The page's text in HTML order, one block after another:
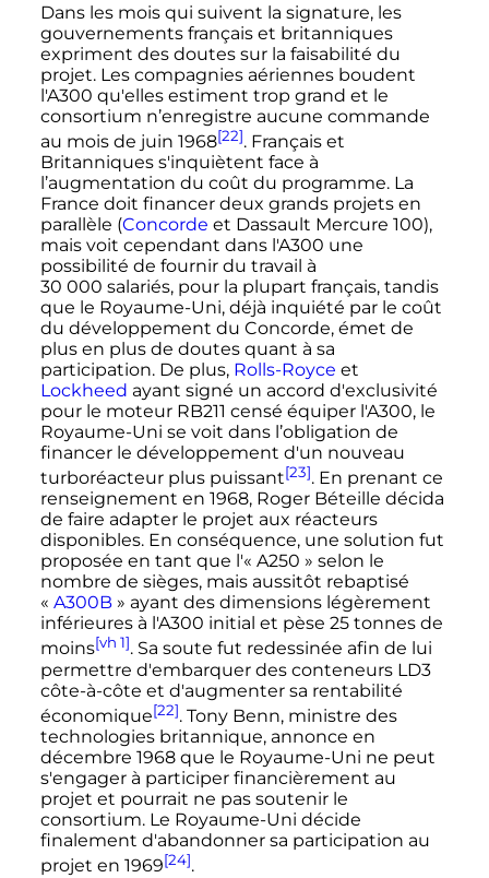
Dans les mois qui suivent la signature, les
gouvernements français et britanniques
expriment des doutes sur la faisabilité du
projet. Les compagnies aériennes boudent
l'A300 qu'elles estiment trop grand et le
consortium n’enregistre aucune commande
au mois de juin 1968[22]. Français et
Britanniques s'inquiètent face à
l’augmentation du coût du programme. La
France doit financer deux grands projets en
parallèle (Concorde et Dassault Mercure 100),
mais voit cependant dans l'A300 une
possibilité de fournir du travail à
30 000 salariés, pour la plupart français, tandis
que le Royaume-Uni, déjà inquiété par le coût
du développement du Concorde, émet de
plus en plus de doutes quant à sa
participation. De plus, Rolls-Royce et
Lockheed ayant signé un accord d'exclusivité
pour le moteur RB211 censé équiper l'A300, le
Royaume-Uni se voit dans l’obligation de
financer le développement d'un nouveau
turboréacteur plus puissant[23]. En prenant ce
renseignement en 1968, Roger Béteille décida
de faire adapter le projet aux réacteurs
disponibles. En conséquence, une solution fut
proposée en tant que l'« A250 » selon le
nombre de sièges, mais aussitôt rebaptisé
« A300B » ayant des dimensions légèrement
inférieures à l'A300 initial et pèse 25 tonnesde
moins[vh 1]. Sa soute fut redessinée afin de lui
permettre d'embarquer des conteneurs LD3
côte-à-côte et d'augmenter sa rentabilité
économique[22]. Tony Benn, ministre des
technologies britannique, annonce en
décembre 1968que le Royaume-Uni ne peut
s'engager à participer financièrement au
projet et pourrait ne pas soutenir le
consortium. Le Royaume-Uni décide
finalement d'abandonner sa participation au
projet en 1969[24].